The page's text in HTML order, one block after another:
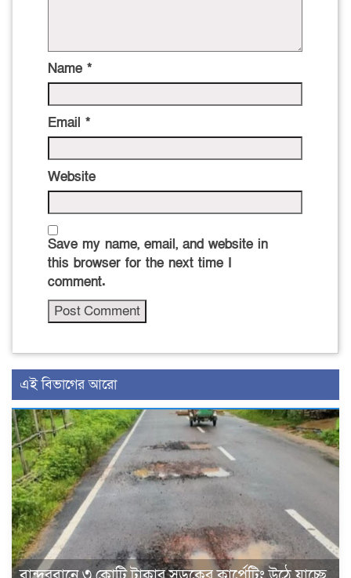
Name *
Email *
Website
Save my name, email, and website in
this browser for the next time I
comment.
এই বিভাগের আরো